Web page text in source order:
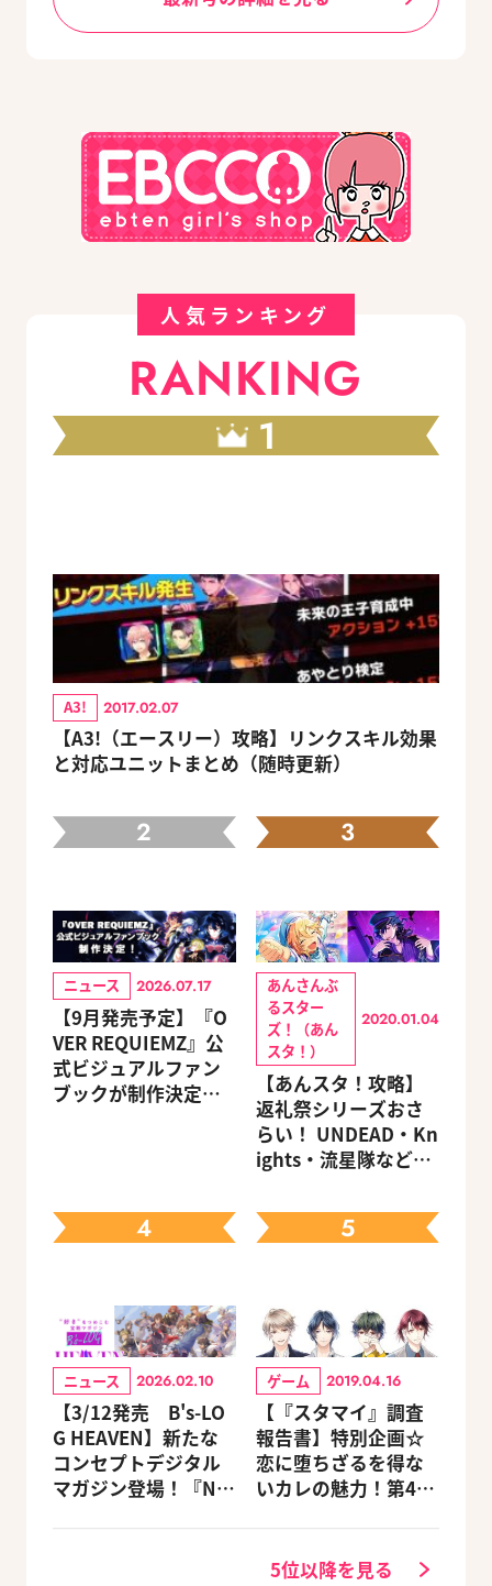
人気ランキング
RANKING
1
A3! 2017.02.07
【A3!（エースリー）攻略】リンクスキル効果
と対応ユニットまとめ（随時更新）
2
ニュース 2026.07.17
【9月発売予定】『O
VER REQUIEMZ』公
式ビジュアルファン
ブックが制作決定！
3
あんさんぶ
るスター
ズ！（あん
スタ！）
2020.01.04
【あんスタ！攻略】
返礼祭シリーズおさ
らい！ UNDEAD・Kn
ights・流星隊など、
ェック
4
ニュース 2026.02.10
【3/12発売 B's-LO
G HEAVEN】新たな
コンセプトデジタル
マガジン登場！『NU:
5
ゲーム 2019.04.16
【『スタマイ』調査
報告書】特別企画☆
恋に堕ちざるを得な
いカレの魅力！第4
5位以降を見る